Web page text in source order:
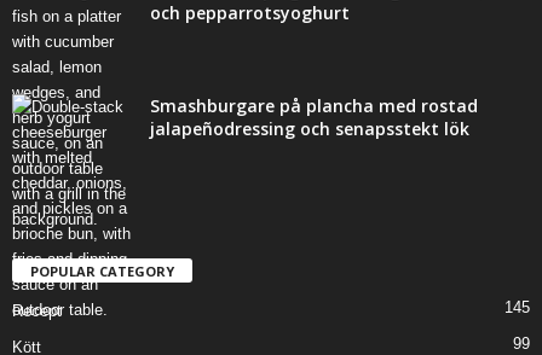
och pepparrotsyoghurt
Smashburgare på plancha med rostad
jalapeñodressing och senapsstekt lök
POPULAR CATEGORY
Recept 145
Kött 99